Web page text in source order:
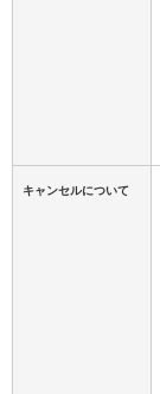
キャンセルについて